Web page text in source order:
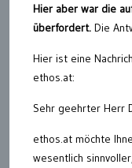
Hier aber war die
überfordert. Die
Hier ist eine
ethos.at:
Sehr geehrter Herr
ethos.at möchte
wesentlich